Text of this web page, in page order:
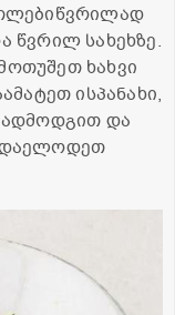
წვრილ სახეხზე.
ხახვი
ისპანახი,
და
დაელოდეთ